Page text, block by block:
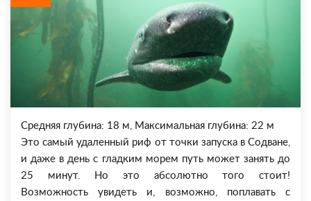
Средняя глубина: 18 м, Максимальная глубина: 22 м
Это самый удаленный риф от точки запуска в Содване,
и даже в день с гладким морем путь может занять до
25 минут. Но это абсолютно того стоит!
Возможность увидеть и, возможно, поплавать с